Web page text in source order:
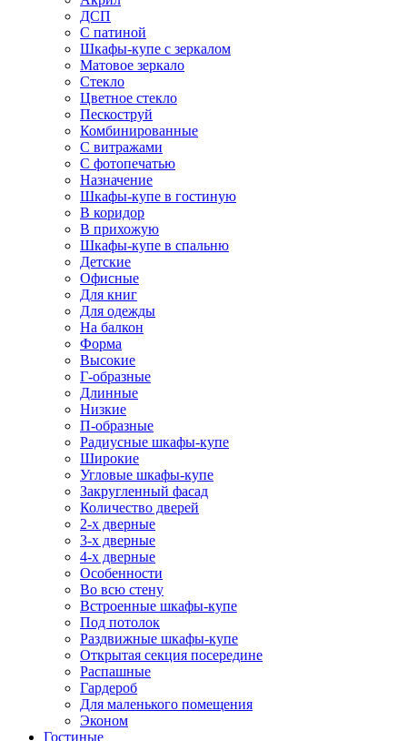
ДСП
С патиной
Шкафы-купе с зеркалом
Матовое зеркало
Стекло
Цветное стекло
Пескоструй
Комбинированные
С витражами
С фотопечатью
Назначение
Шкафы-купе в гостиную
В коридор
В прихожую
Шкафы-купе в спальню
Детские
Офисные
Для книг
Для одежды
На балкон
Форма
Высокие
Г-образные
Длинные
Низкие
П-образные
Радиусные шкафы-купе
Широкие
Угловые шкафы-купе
Закругленный фасад
Количество дверей
2-х дверные
3-х дверные
4-х дверные
Особенности
Во всю стену
Встроенные шкафы-купе
Под потолок
Раздвижные шкафы-купе
Открытая секция посередине
Распашные
Гардероб
Для маленького помещения
Эконом
Гостиные